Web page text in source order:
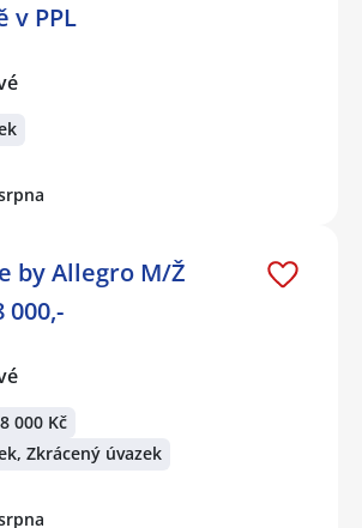
v PPL
by Allegro M/Ž
000,-
000 Kč
Zkrácený úvazek